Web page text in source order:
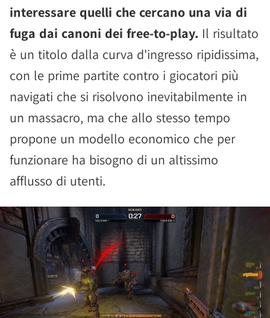
interessare quelli che cercano una via di
fuga dai canoni dei free-to-play. Il risultato
è un titolo dalla curva d'ingresso ripidissima,
con le prime partite contro i giocatori più
navigati che si risolvono inevitabilmente in
un massacro, ma che allo stesso tempo
propone un modello economico che per
funzionare ha bisogno di un altissimo
afflusso di utenti.